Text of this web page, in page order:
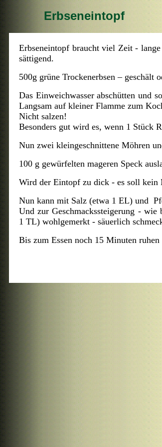
Erbseneintopf
Erbseneintopf braucht viel Zeit -
sättigend.
500g grüne Trockenerbsen – geschält
Das Einweichwasser abschütten und
Langsam auf kleiner Flamme zum
Nicht salzen!
Besonders gut wird es, wenn 1 Stück
Nun zwei kleingeschnittene Möhren
100 g gewürfelten mageren Speck
Wird der Eintopf zu dick - es soll kein
Nun kann mit Salz (etwa 1 EL) und
Und zur Geschmackssteigerung - wie
1 TL) wohlgemerkt - säuerlich
Bis zum Essen noch 15 Minuten